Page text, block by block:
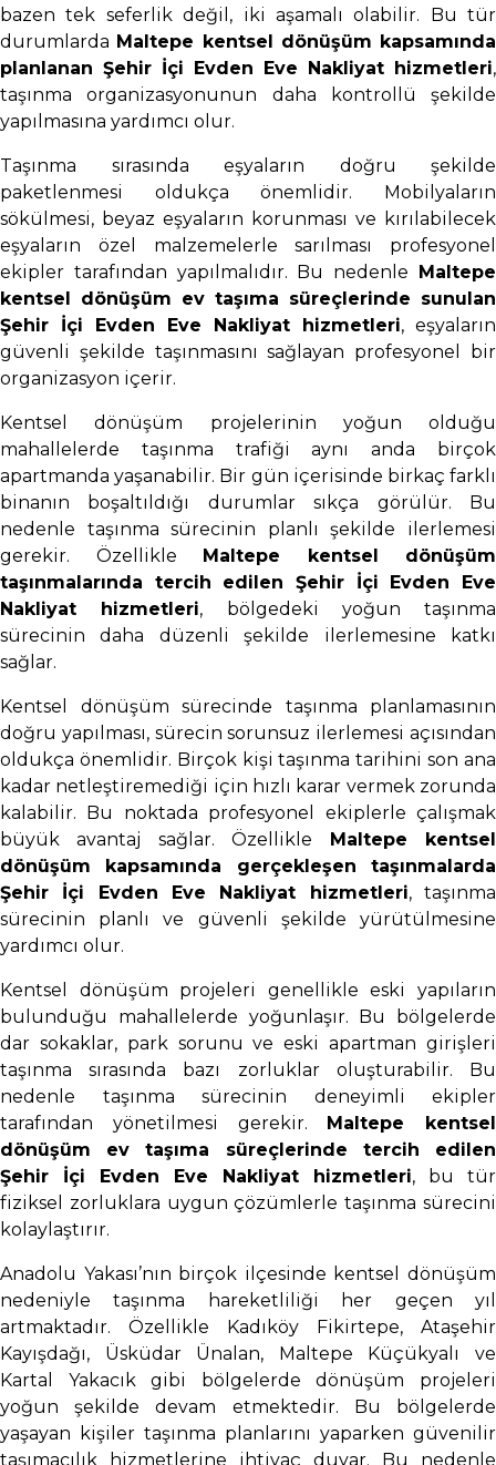
bazen tek seferlik değil, iki aşamalı olabilir. Bu tür
durumlarda Maltepe kentsel dönüşüm kapsamında
planlanan Şehir İçi Evden Eve Nakliyat hizmetleri,
taşınma organizasyonunun daha kontrollü şekilde
yapılmasına yardımcı olur.
Taşınma sırasında eşyaların doğru şekilde
paketlenmesi oldukça önemlidir. Mobilyaların
sökülmesi, beyaz eşyaların korunması ve kırılabilecek
eşyaların özel malzemelerle sarılması profesyonel
ekipler tarafından yapılmalıdır. Bu nedenle Maltepe
kentsel dönüşüm ev taşıma süreçlerinde sunulan
Şehir İçi Evden Eve Nakliyat hizmetleri, eşyaların
güvenli şekilde taşınmasını sağlayan profesyonel bir
organizasyon içerir.
Kentsel dönüşüm projelerinin yoğun olduğu
mahallelerde taşınma trafiği aynı anda birçok
apartmanda yaşanabilir. Bir gün içerisinde birkaç farklı
binanın boşaltıldığı durumlar sıkça görülür. Bu
nedenle taşınma sürecinin planlı şekilde ilerlemesi
gerekir. Özellikle Maltepe kentsel dönüşüm
taşınmalarında tercih edilen Şehir İçi Evden Eve
Nakliyat hizmetleri, bölgedeki yoğun taşınma
sürecinin daha düzenli şekilde ilerlemesine katkı
sağlar.
Kentsel dönüşüm sürecinde taşınma planlamasının
doğru yapılması, sürecin sorunsuz ilerlemesi açısından
oldukça önemlidir. Birçok kişi taşınma tarihini son ana
kadar netleştiremediği için hızlı karar vermek zorunda
kalabilir. Bu noktada profesyonel ekiplerle çalışmak
büyük avantaj sağlar. Özellikle Maltepe kentsel
dönüşüm kapsamında gerçekleşen taşınmalarda
Şehir İçi Evden Eve Nakliyat hizmetleri, taşınma
sürecinin planlı ve güvenli şekilde yürütülmesine
yardımcı olur.
Kentsel dönüşüm projeleri genellikle eski yapıların
bulunduğu mahallelerde yoğunlaşır. Bu bölgelerde
dar sokaklar, park sorunu ve eski apartman girişleri
taşınma sırasında bazı zorluklar oluşturabilir. Bu
nedenle taşınma sürecinin deneyimli ekipler
tarafından yönetilmesi gerekir. Maltepe kentsel
dönüşüm ev taşıma süreçlerinde tercih edilen
Şehir İçi Evden Eve Nakliyat hizmetleri, bu tür
fiziksel zorluklara uygun çözümlerle taşınma sürecini
kolaylaştırır.
Anadolu Yakası’nın birçok ilçesinde kentsel dönüşüm
nedeniyle taşınma hareketliliği her geçen yıl
artmaktadır. Özellikle Kadıköy Fikirtepe, Ataşehir
Kayışdağı, Üsküdar Ünalan, Maltepe Küçükyalı ve
Kartal Yakacık gibi bölgelerde dönüşüm projeleri
yoğun şekilde devam etmektedir. Bu bölgelerde
yaşayan kişiler taşınma planlarını yaparken güvenilir
taşımacılık hizmetlerine ihtiyaç duyar. Bu nedenle